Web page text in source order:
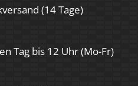
(14 Tage)
Tag bis 12 Uhr (Mo-Fr)